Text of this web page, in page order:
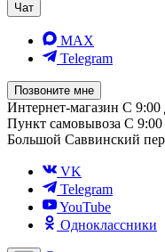
Чат
MAX
Telegram
Позвоните мне
Интернет-магазин С 9:00
Пункт самовывоза С 9:00
Большой Саввинский
VK
Telegram
YouTube
Одноклассники